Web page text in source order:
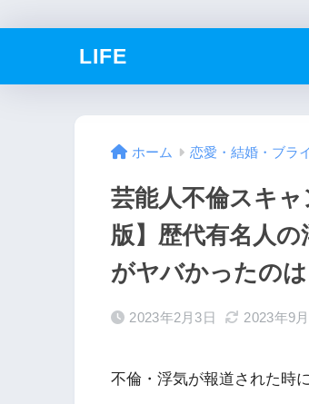
LIFE
ホーム 恋愛・結婚・ブラ
芸能人不倫スキ
版】歴代有名人
がヤバかったのは
2023年2月3日 2023年9
不倫・浮気が報道された時